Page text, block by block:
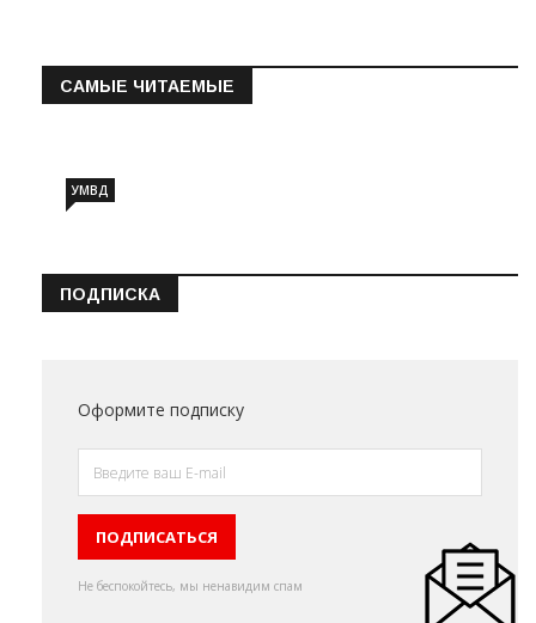
САМЫЕ ЧИТАЕМЫЕ
УМВД
ПОДПИСКА
Оформите подписку
Не беспокойтесь, мы ненавидим спам